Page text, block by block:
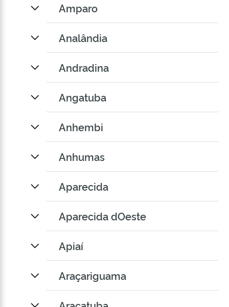
Amparo
Analândia
Andradina
Angatuba
Anhembi
Anhumas
Aparecida
Aparecida dOeste
Apiaí
Araçariguama